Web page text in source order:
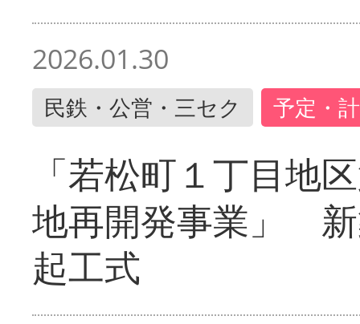
2026.01.30
民鉄・公営・三セク 予定・
「若松町１丁目地
地再開発事業」
起工式